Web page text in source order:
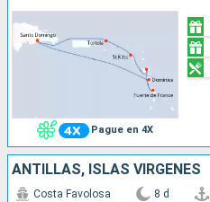
Pague en 4X
ANTILLAS, ISLAS VÍRGENES
Costa Favolosa 8 d